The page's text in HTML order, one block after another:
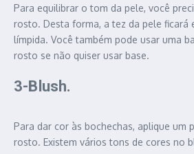
Para equilibrar o tom da pele, você
rosto. Desta forma, a tez da pele ficará
límpida. Você também pode usar uma
rosto se não quiser usar base.
3-Blush.
Para dar cor às bochechas, aplique um
rosto. Existem vários tons de cores no